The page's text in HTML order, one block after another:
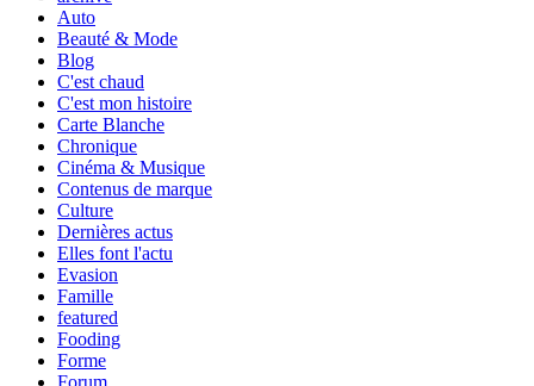
Auto
Beauté & Mode
Blog
C'est chaud
C'est mon histoire
Carte Blanche
Chronique
Cinéma & Musique
Contenus de marque
Culture
Dernières actus
Elles font l'actu
Evasion
Famille
featured
Fooding
Forme
Forum